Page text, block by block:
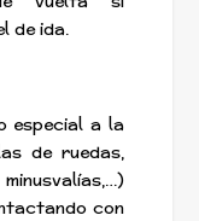
de ida.
especial a la
de ruedas,
con